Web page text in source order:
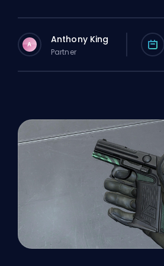
A Anthony King
Partner